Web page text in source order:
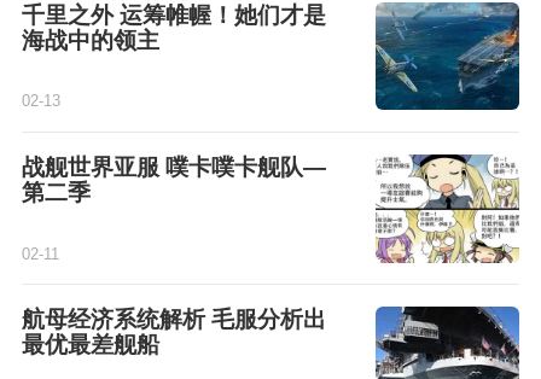
千里之外 运筹帷幄！她们才是
海战中的领主
02-13
战舰世界亚服 噗卡噗卡舰队—
第二季
02-11
航母经济系统解析 毛服分析出
最优最差舰船